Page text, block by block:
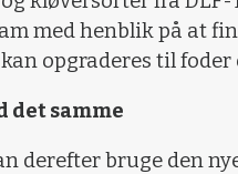
med henblik på at
opgraderes til foder
det samme
derefter bruge den